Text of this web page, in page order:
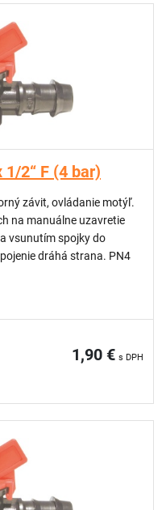
2“ F (4 bar)
závit, ovládanie motýľ.
na manuálne uzavretie
vsunutím spojky do
potrubia jedna strana, závitové napojenie dráhá strana. PN4
1,90 € s DPH